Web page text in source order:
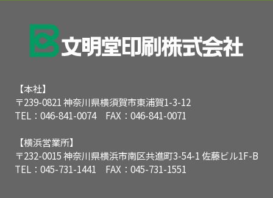
【本社】
〒239-0821 神奈川県横須賀市東浦賀1-3-12
TEL：046-841-0074 FAX：046-841-0071
【横浜営業所】
〒232-0015 神奈川県横浜市南区共進町3-54-1 佐藤ビル1F-B
TEL：045-731-1441 FAX：045-731-1551